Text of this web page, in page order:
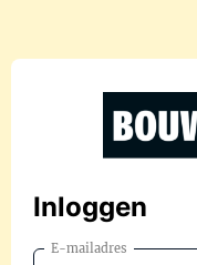
Inloggen
E-mailadres